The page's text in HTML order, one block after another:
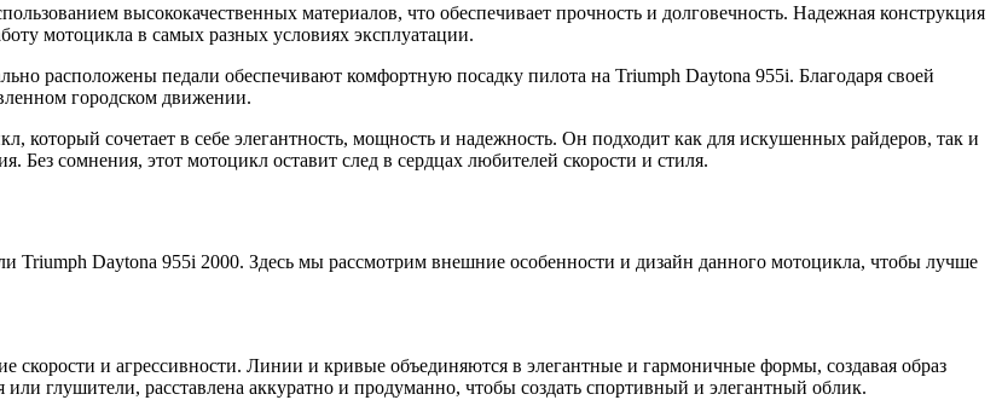
высококачественных материалов, что обеспечивает прочность и долговечность. Надежная конструкция
мотоцикла в самых разных условиях эксплуатации.
расположены педали обеспечивают комфортную посадку пилота на Triumph Daytona 955i. Благодаря своей
городском движении.
который сочетает в себе элегантность, мощность и надежность. Он подходит как для искушенных райдеров, так и
сомнения, этот мотоцикл оставит след в сердцах любителей скорости и стиля.
Triumph Daytona 955i 2000. Здесь мы рассмотрим внешние особенности и дизайн данного мотоцикла, чтобы лучше
и агрессивности. Линии и кривые объединяются в элегантные и гармоничные формы, создавая образ
глушители, расставлена аккуратно и продуманно, чтобы создать спортивный и элегантный облик.